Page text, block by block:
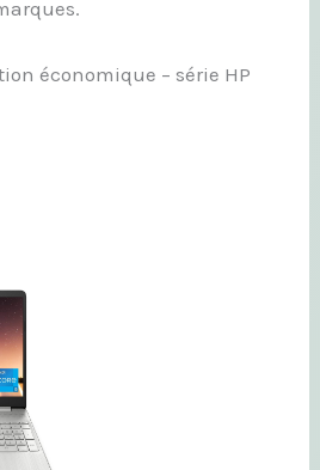
économique – série HP